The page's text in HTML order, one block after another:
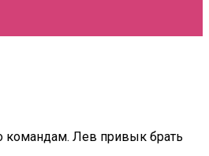
командам. Лев привык брать